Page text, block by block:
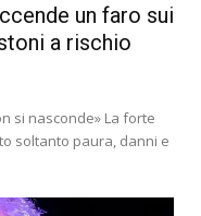
un faro sui
a rischio
si nasconde» La forte
soltanto paura, danni e